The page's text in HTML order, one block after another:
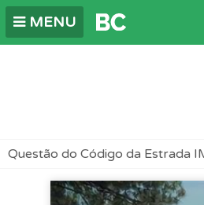
MENU
Questão do Código da Estrada